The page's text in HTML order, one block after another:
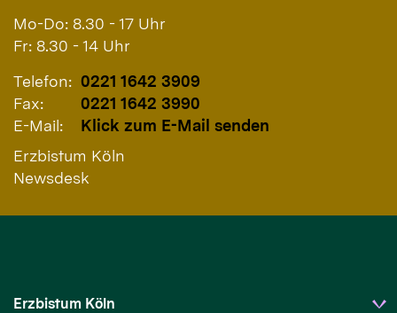
Mo-Do: 8.30 - 17 Uhr
Fr: 8.30 - 14 Uhr
Telefon: 0221 1642 3909
Fax:
0221 1642 3990
E-Mail:
Klick zum E-Mail senden
Erzbistum Köln
Newsdesk
Erzbistum Köln